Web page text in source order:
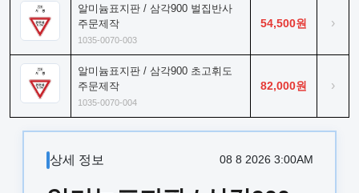
알미늄표지판 / 삼각900 벌집반사
주문제작
1035-0070-003
54,500원 ›
알미늄표지판 / 삼각900 초고휘도
주문제작
1035-0070-004
82,000원 ›
상세 정보 08 8 2026 3:00AM